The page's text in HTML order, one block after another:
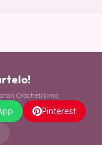
Crochetísimo
Pinterest